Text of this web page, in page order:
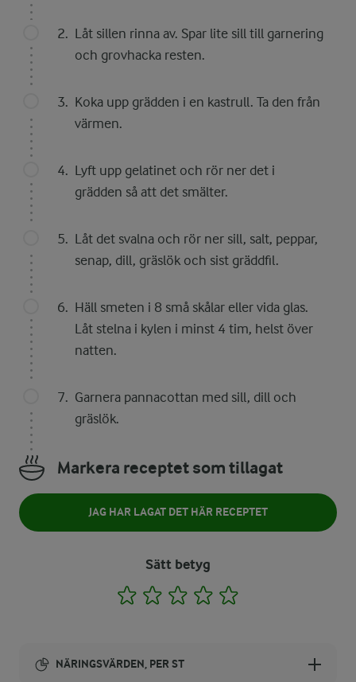
Låt sillen rinna av. Spar lite sill till garnering
och grovhacka resten.
Koka upp grädden i en kastrull. Ta den från
värmen.
Lyft upp gelatinet och rör ner det i
grädden så att det smälter.
Låt det svalna och rör ner sill, salt, peppar,
senap, dill, gräslök och sist gräddfil.
Häll smeten i 8 små skålar eller vida glas.
Låt stelna i kylen i minst 4 tim, helst över
natten.
Garnera pannacottan med sill, dill och
gräslök.
Markera receptet som tillagat
JAG HAR LAGAT DET HÄR RECEPTET
Sätt betyg
1 2 3 4
NÄRINGSVÄRDEN, PER ST